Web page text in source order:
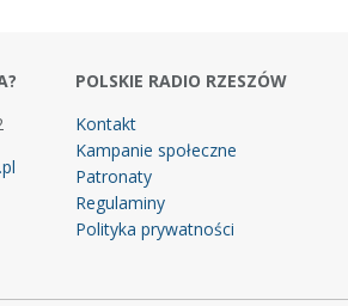
POLSKIE RADIO RZESZÓW
Kontakt
Kampanie społeczne
Patronaty
Regulaminy
Polityka prywatności